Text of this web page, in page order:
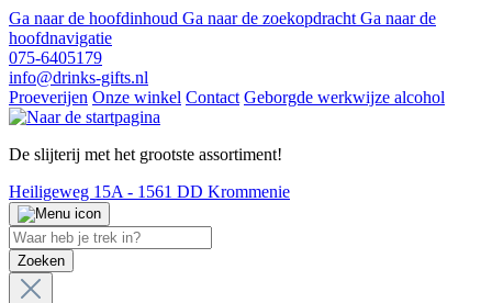
Ga naar de hoofdinhoud Ga naar de zoekopdracht Ga naar de
hoofdnavigatie
075-6405179
info@drinks-gifts.nl
Proeverijen Onze winkel Contact Geborgde werkwijze alcohol
De slijterij met het grootste assortiment!
Heiligeweg 15A - 1561 DD Krommenie
Zoeken